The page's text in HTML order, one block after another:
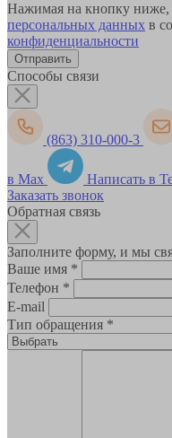
Нажимая на кнопку ниже,
персональных данных в
конфиденциальности
Способы связи
(863) 310-000-3
в Max
Написать в
Заказать звонок
Обратная связь
Заполните форму, и мы
Ваше имя *
Телефон *
E-mail
Тип обращения *